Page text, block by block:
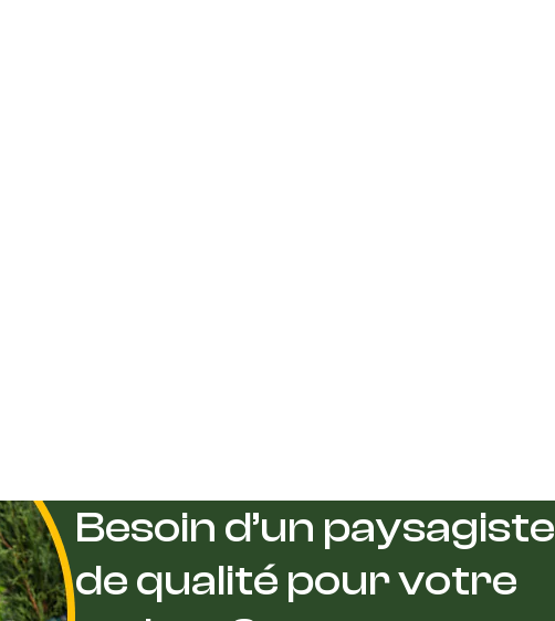
Besoin d’un paysagiste
de qualité pour votre